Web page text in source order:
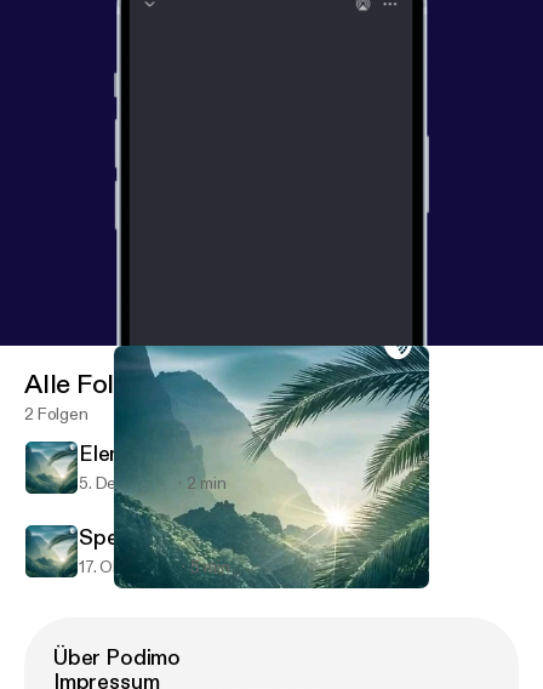
Alle Folgen
2 Folgen
Elementary school
5. Dez. 2020 2 min
Speaking exam
17. Okt. 2020 5 min
Über Podimo
Impressum